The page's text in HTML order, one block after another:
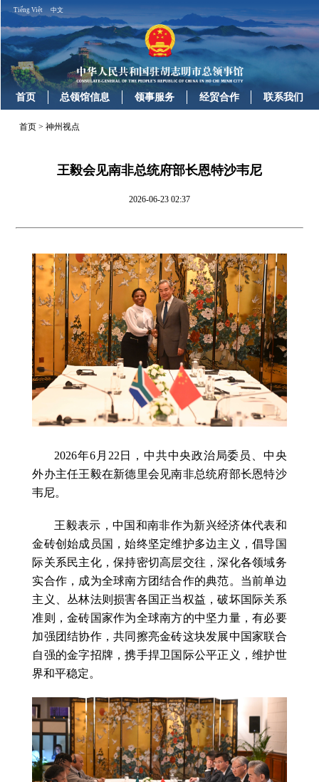
Tiếng Việt 中文
首页 总领馆信息 领事服务 经贸合作 联系我们
首页 >神州视点
王毅会见南非总统府部长恩特沙韦尼
2026-06-23 02:37
2026年6月22日，中共中央政治局委员、中央
外办主任王毅在新德里会见南非总统府部长恩特沙
韦尼。
王毅表示，中国和南非作为新兴经济体代表和
金砖创始成员国，始终坚定维护多边主义，倡导国
际关系民主化，保持密切高层交往，深化各领域务
实合作，成为全球南方团结合作的典范。当前单边
主义、丛林法则损害各国正当权益，破坏国际关系
准则，金砖国家作为全球南方的中坚力量，有必要
加强团结协作，共同擦亮金砖这块发展中国家联合
自强的金字招牌，携手捍卫国际公平正义，维护世
界和平稳定。